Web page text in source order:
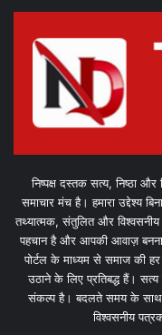
निष्पक्ष दस्तक सत्य, निष्ठा और
समाचार मंच है। हमारा उद्देश्य
तथ्यात्मक, संतुलित और विश्वसनीय
पहचान है और आपकी आवाज़
पोर्टल के माध्यम से समाज की हर
उठाने के लिए प्रतिबद्ध हैं। सत्य
संकल्प है। बदलते समय के साथ
विश्वसनीय